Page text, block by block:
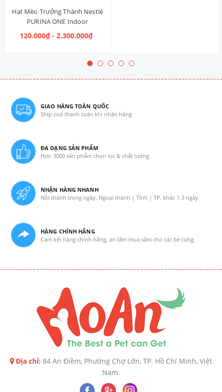
Hạt Mèo Trưởng Thành Nestlé
PURINA ONE Indoor
Advantage Salmon & Tuna [Vị
Cá Hồi & Cá Ngừ]
120.000₫ - 2.300.000₫
GIAO HÀNG TOÀN QUỐC
Ship cod thanh toán khi nhận hàng
ĐA DẠNG SẢN PHẨM
Hơn 3000 sản phẩm chọn lọc & chất lượng
NHẬN HÀNG NHANH
Nội thành trong ngày. Ngoại thành | Tỉnh | TP. khác 1-3 ngày
HÀNG CHÍNH HÃNG
Cam kết hàng chính hãng, an tâm mua sắm cho các bé cưng
Địa chỉ: 84 An Điềm, Phường Chợ Lớn, TP. Hồ Chí Minh, Việt
Nam.